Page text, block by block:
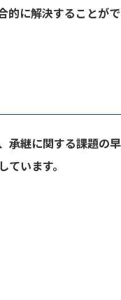
的に解決することがで
承継に関する課題の早
います。